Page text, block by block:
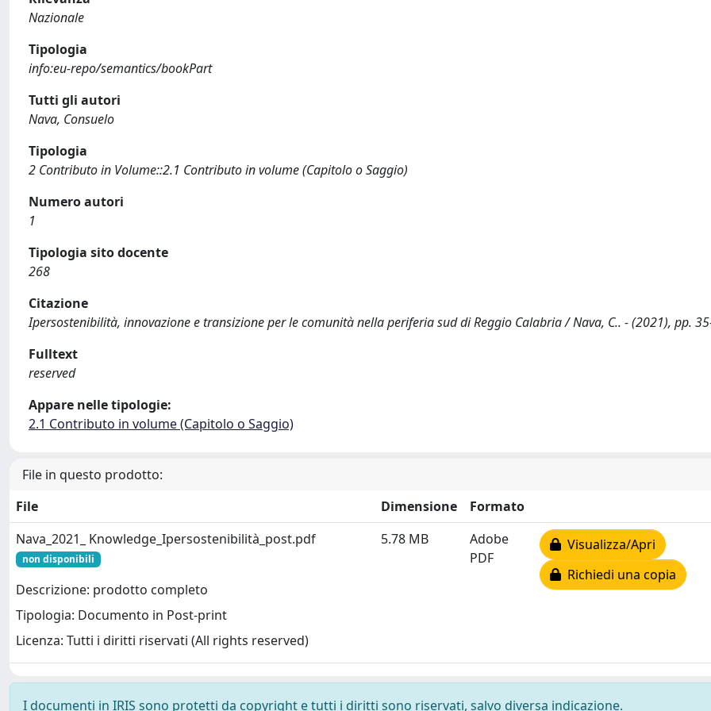
Nazionale
Tipologia
info:eu-repo/semantics/bookPart
Tutti gli autori
Nava, Consuelo
Tipologia
2 Contributo in Volume::2.1 Contributo in volume (Capitolo o Saggio)
Numero autori
1
Tipologia sito docente
268
Citazione
Ipersostenibilità, innovazione e transizione per le comunità nella periferia sud di Reggio Calabria / Nava, C.. - (2021), pp.
Fulltext
reserved
Appare nelle tipologie:
2.1 Contributo in volume (Capitolo o Saggio)
File in questo prodotto:
File
Dimensione
Formato
Nava_2021_ Knowledge_Ipersostenibilità_post.pdf
non disponibili
Descrizione: prodotto completo
Tipologia: Documento in Post-print
Licenza: Tutti i diritti riservati (All rights reserved)
5.78 MB
Adobe
PDF
Visualizza/Apri
Richiedi una copia
I documenti in IRIS sono protetti da copyright e tutti i diritti sono riservati, salvo diversa indicazione.